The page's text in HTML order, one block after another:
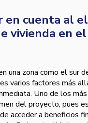
en cuenta al
vivienda en
una zona como el sur
varios factores más
Uno de los
del proyecto, pues
acceder a beneficios